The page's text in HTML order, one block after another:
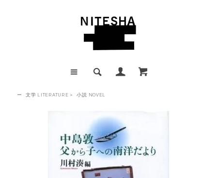
ー 文学 LITERATURE > 小説 NOVEL